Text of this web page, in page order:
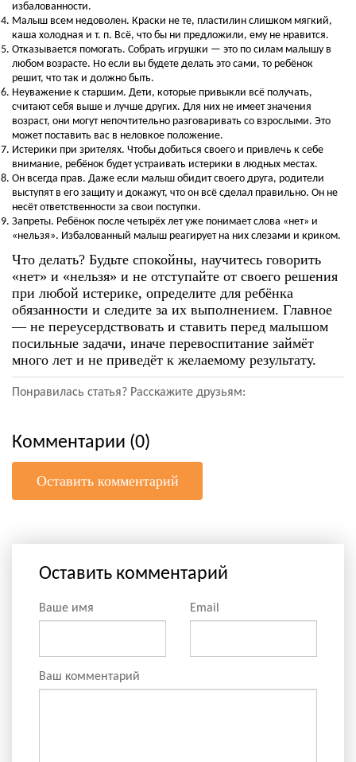
избалованности.
Малыш всем недоволен. Краски не те, пластилин слишком мягкий,
каша холодная и т. п. Всё, что бы ни предложили, ему не нравится.
Отказывается помогать. Собрать игрушки — это по силам малышу в
любом возрасте. Но если вы будете делать это сами, то ребёнок
решит, что так и должно быть.
Неуважение к старшим. Дети, которые привыкли всё получать,
считают себя выше и лучше других. Для них не имеет значения
возраст, они могут непочтительно разговаривать со взрослыми. Это
может поставить вас в неловкое положение.
Истерики при зрителях. Чтобы добиться своего и привлечь к себе
внимание, ребёнок будет устраивать истерики в людных местах.
Он всегда прав. Даже если малыш обидит своего друга, родители
выступят в его защиту и докажут, что он всё сделал правильно. Он не
несёт ответственности за свои поступки.
Запреты. Ребёнок после четырёх лет уже понимает слова «нет» и
«нельзя». Избалованный малыш реагирует на них слезами и криком.
Что делать? Будьте спокойны, научитесь говорить
«нет» и «нельзя» и не отступайте от своего решения
при любой истерике, определите для ребёнка
обязанности и следите за их выполнением. Главное
— не переусердствовать и ставить перед малышом
посильные задачи, иначе перевоспитание займёт
много лет и не приведёт к желаемому результату.
Понравилась статья? Расскажите друзьям:
Комментарии (0)
Оставить комментарий
Оставить комментарий
Ваше имя Email
Ваш комментарий